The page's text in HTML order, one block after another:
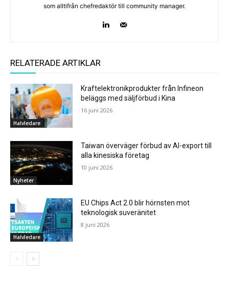
som alltifrån chefredaktör till community manager.
RELATERADE ARTIKLAR
Halvledare
Kraftelektronikprodukter från Infineon
beläggs med säljförbud i Kina
16 juni 2026
Nyheter
Taiwan överväger förbud av AI-export till
alla kinesiska företag
10 juni 2026
Halvledare
EU Chips Act 2.0 blir hörnsten mot
teknologisk suveränitet
8 juni 2026